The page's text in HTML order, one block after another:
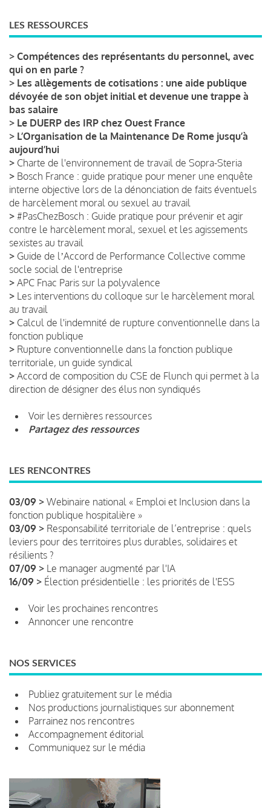
LES RESSOURCES
> Compétences des représentants du personnel, avec
qui on en parle ?
> Les allègements de cotisations : une aide publique
dévoyée de son objet initial et devenue une trappe à
bas salaire
> Le DUERP des IRP chez Ouest France
> L’Organisation de la Maintenance De Rome jusqu’à
aujourd’hui
> Charte de l'environnement de travail de Sopra-Steria
> Bosch France : guide pratique pour mener une enquête
interne objective lors de la dénonciation de faits éventuels
de harcèlement moral ou sexuel au travail
> #PasChezBosch : Guide pratique pour prévenir et agir
contre le harcèlement moral, sexuel et les agissements
sexistes au travail
> Guide de lʼAccord de Performance Collective comme
socle social de l'entreprise
> APC Fnac Paris sur la polyvalence
> Les interventions du colloque sur le harcèlement moral
au travail
> Calcul de l'indemnité de rupture conventionnelle dans la
fonction publique
> Rupture conventionnelle dans la fonction publique
territoriale, un guide syndical
> Accord de composition du CSE de Flunch qui permet à la
direction de désigner des élus non syndiqués
Voir les dernières ressources
Partagez des ressources
LES RENCONTRES
03/09 > Webinaire national « Emploi et Inclusion dans la
fonction publique hospitalière »
03/09 > Responsabilité territoriale de l’entreprise : quels
leviers pour des territoires plus durables, solidaires et
résilients ?
07/09 > Le manager augmenté par l'IA
16/09 > Élection présidentielle : les priorités de l'ESS
Voir les prochaines rencontres
Annoncer une rencontre
NOS SERVICES
Publiez gratuitement sur le média
Nos productions journalistiques sur abonnement
Parrainez nos rencontres
Accompagnement éditorial
Communiquez sur le média